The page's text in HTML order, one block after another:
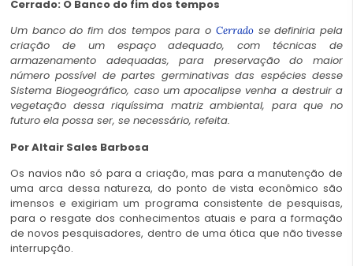
Cerrado: O Banco do fim dos tempos
Um banco do fim dos tempos para o Cerradose definiria pela
criação de um espaço adequado, com técnicas de
armazenamento adequadas, para preservação do maior
número possível de partes germinativas das espécies desse
Sistema Biogeográfico, caso um apocalipse venha a destruir a
vegetação dessa riquíssima matriz ambiental, para que no
futuro ela possa ser, se necessário, refeita.
PorAltair Sales Barbosa
Os navios não só para a criação, mas para a manutenção de
uma arca dessa natureza, do ponto de vista econômico são
imensos e exigiriam um programa consistente de pesquisas,
para o resgate dos conhecimentos atuais e para a formação
de novos pesquisadores, dentro de uma ótica que não tivesse
interrupção.